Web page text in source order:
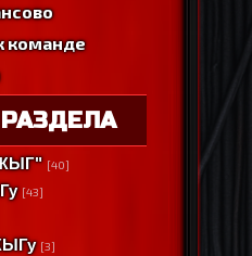
команде
[40]
[43]
[3]